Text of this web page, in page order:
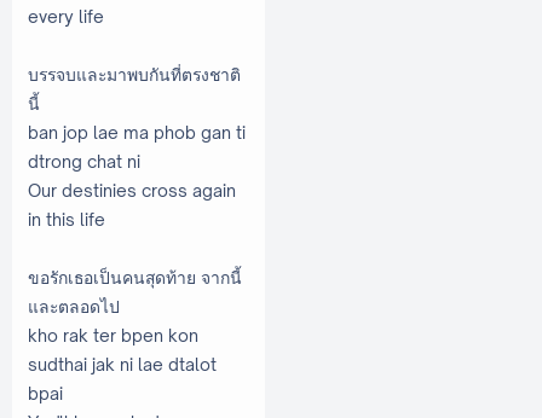
every life
บรรจบและมาพบกันที่ตรงชาติ
นี้
ban jop lae ma phob gan ti
dtrong chat ni
Our destinies cross again
in this life
ขอรักเธอเป็นคนสุดท้าย จากนี้
และตลอดไป
kho rak ter bpen kon
sudthai jak ni lae dtalot
bpai